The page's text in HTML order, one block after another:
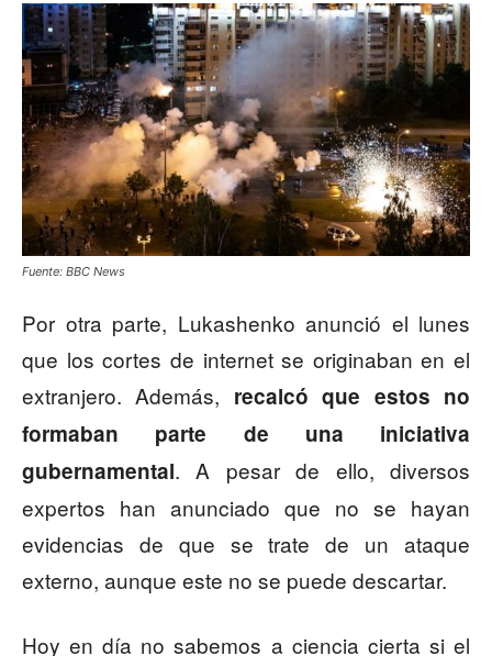
Fuente: BBC News
Por otra parte, Lukashenko anunció el lunes
que los cortes de internet se originaban en el
extranjero. Además, recalcó que estos no
formaban parte de una iniciativa
gubernamental. A pesar de ello, diversos
expertos han anunciado que no se hayan
evidencias de que se trate de un ataque
externo, aunque este no se puede descartar.
Hoy en día no sabemos a ciencia cierta si el